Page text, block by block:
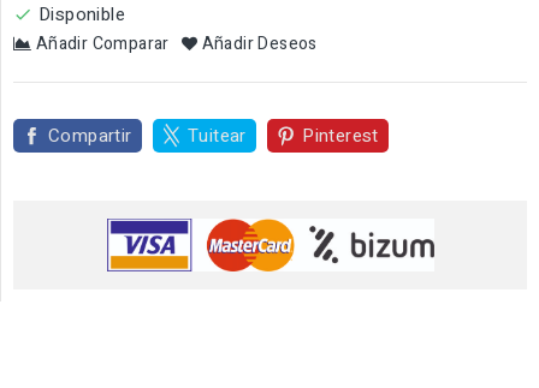
 Disponible
Añadir Comparar Añadir Deseos
Compartir Tuitear Pinterest